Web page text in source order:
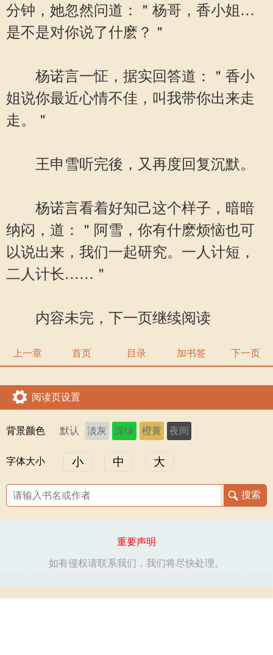
分钟，她忽然问道：＂杨哥，香小姐…
是不是对你说了什麽？＂
杨诺言一怔，据实回答道：＂香小
姐说你最近心情不佳，叫我带你出来走
走。＂
王申雪听完後，又再度回复沉默。
杨诺言看着好知己这个样子，暗暗
纳闷，道：＂阿雪，你有什麽烦恼也可
以说出来，我们一起研究。一人计短，
二人计长……＂
内容未完，下一页继续阅读
上一章 首页 目录 加书签 下一页
阅读页设置
背景颜色 默认 淡灰 深绿 橙黄 夜间
字体大小 小 中 大
重要声明
如有侵权请联系我们，我们将尽快处理。